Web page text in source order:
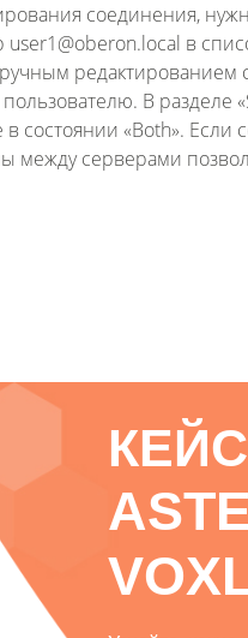
соединения,
в
редактированием
В разделе
в состоянии «Both».
между серверами